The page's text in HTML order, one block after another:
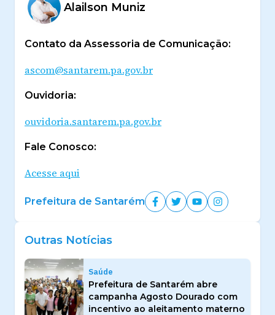
Alailson Muniz
Contato da Assessoria de Comunicação:
ascom@santarem.pa.gov.br
Ouvidoria:
ouvidoria.santarem.pa.gov.br
Fale Conosco:
Acesse aqui
Prefeitura de Santarém
Outras Notícias
Saúde
Prefeitura de Santarém abre
campanha Agosto Dourado com
incentivo ao aleitamento materno